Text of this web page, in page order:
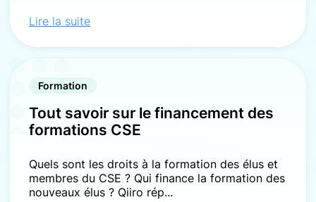
Lire la suite
Formation
Tout savoir sur le financement des
formations CSE
Quels sont les droits à la formation des élus et
membres du CSE ? Qui finance la formation des
nouveaux élus ? Qiiro rép...